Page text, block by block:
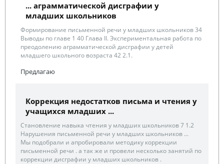
... аграмматической дисграфии у
младших школьников
Формирование письменной речи у младших школьников 34
Выводы по главе 1 40 Глава II. Экспериментальная работа по
преодолению аграмматической дисграфии у детей
младшего школьного возраста 42 2.1.
Предлагаю
Коррекция недостатков письма и чтения у
учащихся младших ...
Становление навыка чтения у младших школьников 7 1.2
Нарушения письменной речи у младших школьников ...
Мы подобрали и апробировали методику коррекции
письменной речи . а так же и провели несколько занятий по
коррекции дисграфии у младших школьников .